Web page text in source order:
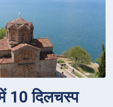
10 दिलचस्प